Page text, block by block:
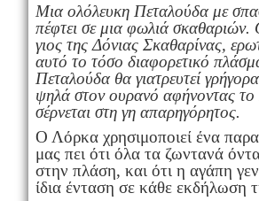
Μια ολόλευκη Πεταλούδα με
πέφτει σε μια φωλιά
γιος της Δόνιας Σκαθαρίνας,
αυτό το τόσο διαφορετικό
Πεταλούδα θα γιατρευτεί
ψηλά στον ουρανό αφήνοντας
σέρνεται στη γη απαρηγόρητος.
Ο Λόρκα χρησιμοποιεί ένα
μας πει ότι όλα τα ζωντανά όντα
στην πλάση, και ότι η αγάπη
ίδια ένταση σε κάθε εκδήλωση